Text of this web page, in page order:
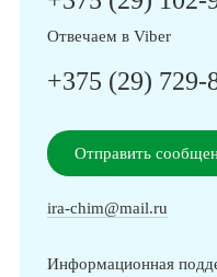
Отвечаем в Viber
+375 (29) 729-
Отправить
ira-chim@mail.ru
Информационная